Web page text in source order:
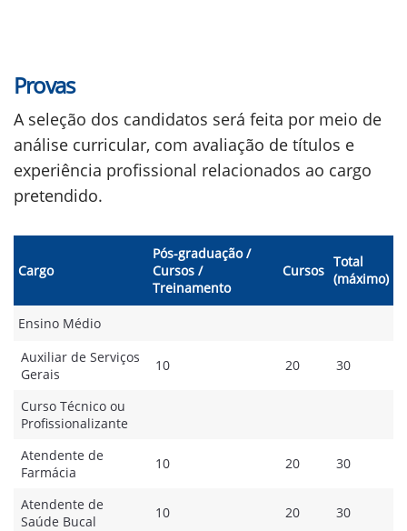
Provas
A seleção dos candidatos será feita por meio de
análise curricular, com avaliação de títulos e
experiência profissional relacionados ao cargo
pretendido.
Cargo
Pós-graduação /
Cursos /
Treinamento
Cursos
Total
(máximo)
Ensino Médio
Auxiliar de Serviços
Gerais
10 20 30
Curso Técnico ou
Profissionalizante
Atendente de
Farmácia
10 20 30
Atendente de
Saúde Bucal
10 20 30